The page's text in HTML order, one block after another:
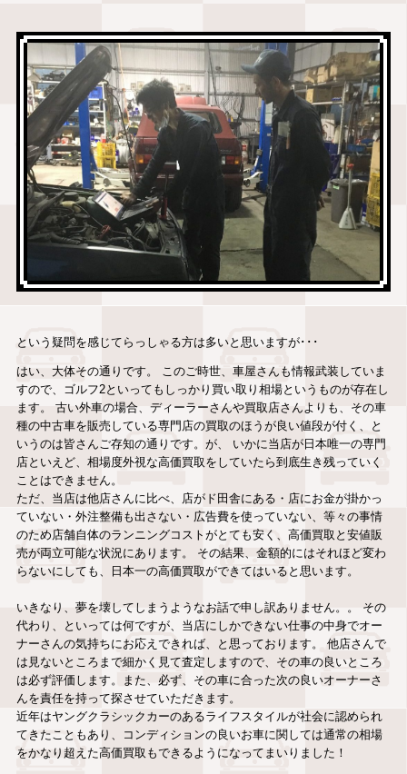
という疑問を感じてらっしゃる方は多いと思いますが･･･
はい、大体その通りです。 このご時世、車屋さんも情報武装していま
すので、ゴルフ2といってもしっかり買い取り相場というものが存在し
ます。 古い外車の場合、ディーラーさんや買取店さんよりも、その車
種の中古車を販売している専門店の買取のほうが良い値段が付く、と
いうのは皆さんご存知の通りです。が、 いかに当店が日本唯一の専門
店といえど、相場度外視な高価買取をしていたら到底生き残っていく
ことはできません。
ただ、当店は他店さんに比べ、店がド田舎にある・店にお金が掛かっ
ていない・外注整備も出さない・広告費を使っていない、等々の事情
のため店舗自体のランニングコストがとても安く、高価買取と安値販
売が両立可能な状況にあります。 その結果、金額的にはそれほど変わ
らないにしても、日本一の高価買取ができてはいると思います。
いきなり、夢を壊してしまうようなお話で申し訳ありません。。 その
代わり、といっては何ですが、当店にしかできない仕事の中身でオー
ナーさんの気持ちにお応えできれば、と思っております。 他店さんで
は見ないところまで細かく見て査定しますので、その車の良いところ
は必ず評価します。また、必ず、その車に合った次の良いオーナーさ
んを責任を持って探させていただきます。
近年はヤングクラシックカーのあるライフスタイルが社会に認められ
てきたこともあり、コンディションの良いお車に関しては通常の相場
をかなり超えた高価買取もできるようになってまいりました！